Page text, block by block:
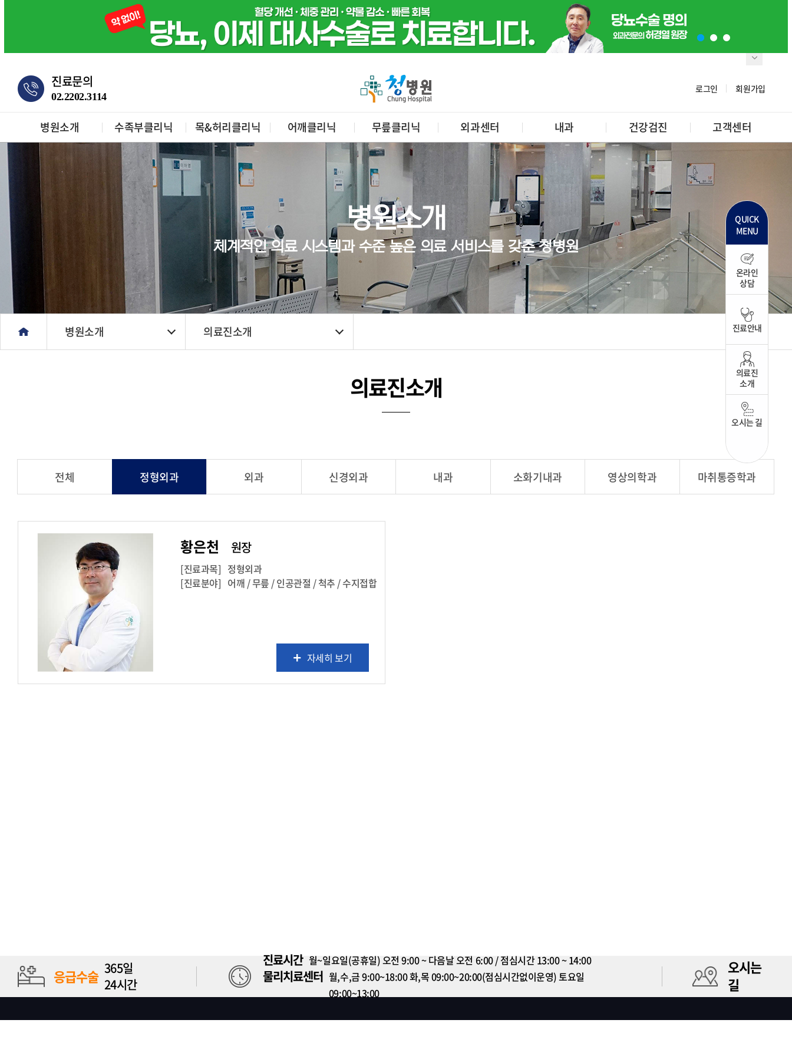
진료문의
02.2202.3114
로그인 회원가입
병원소개 수족부클리닉 목&허리클리닉 어깨클리닉 무릎클리닉 외과센터 내과 건강검진 고객센터
병원소개
체계적인 의료 시스템과 수준 높은 의료 서비스를 갖춘 청병원
병원소개 의료진소개
의료진소개
전체 정형외과 외과 신경외과 내과 소화기내과 영상의학과 마취통증학과
황은천 원장
[진료과목] 정형외과
[진료분야] 어깨 / 무릎 / 인공관절 / 척추 / 수지접합
자세히 보기
QUICK
MENU
온라인
상담
진료안내
의료진
소개
오시는 길
응급수술 365일
24시간
진료시간 월~일요일(공휴일) 오전 9:00 ~ 다음날 오전 6:00 / 점심시간 13:00 ~ 14:00
물리치료센터 월,수,금 9:00~18:00 화,목 09:00~20:00(점심시간없이운영) 토요일
09:00~13:00
오시는
길